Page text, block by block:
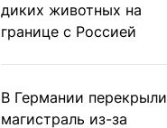
диких животных на
границе с Россией
В Германии перекрыли
магистраль из-за